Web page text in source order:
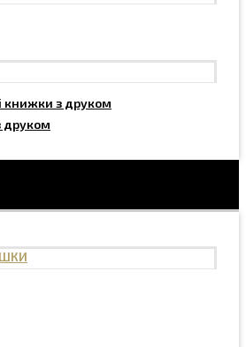
книжки з друком
друком